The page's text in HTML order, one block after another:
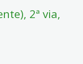
2ª via,